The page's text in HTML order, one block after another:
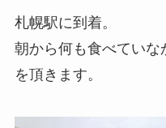
札幌駅に到着。
朝から何も食べてい
を頂きます。